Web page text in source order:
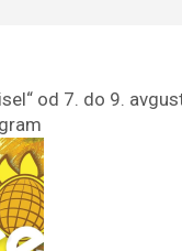
od 7. do 9.